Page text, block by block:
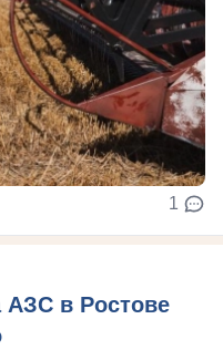
1
в Ростове